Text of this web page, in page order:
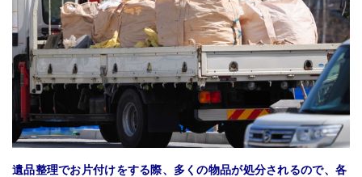
遺品整理でお片付けをする際、多くの物品が処分されるので、各